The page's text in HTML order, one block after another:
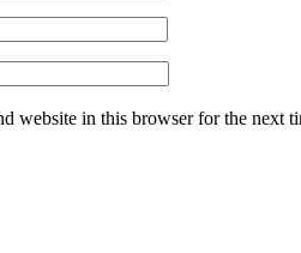
website in this browser for the next